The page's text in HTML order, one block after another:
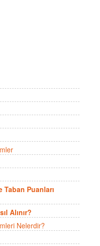
Puanları
Alınır?
Nelerdir?